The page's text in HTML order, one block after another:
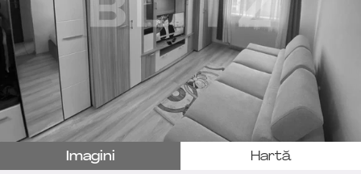
Imagini Hartă